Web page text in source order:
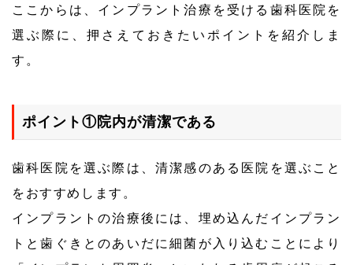
ここからは、インプラント治療を受ける歯科医院を
選ぶ際に、押さえておきたいポイントを紹介しま
す。
ポイント①院内が清潔である
歯科医院を選ぶ際は、清潔感のある医院を選ぶこと
をおすすめします。
インプラントの治療後には、埋め込んだインプラン
トと歯ぐきとのあいだに細菌が入り込むことにより